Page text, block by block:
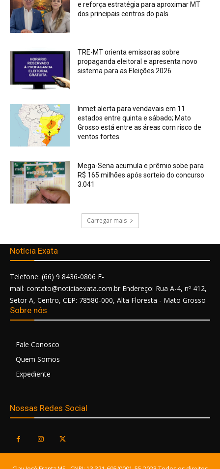
e reforça estratégia para aproximar MT
dos principais centros do país
TRE-MT orienta emissoras sobre
propaganda eleitoral e apresenta novo
sistema para as Eleições 2026
Inmet alerta para vendavais em 11
estados entre quinta e sábado; Mato
Grosso está entre as áreas com risco de
ventos fortes
Mega-Sena acumula e prêmio sobe para
R$ 165 milhões após sorteio do concurso
3.041
Carregar mais
Notícia Exata
Telefone: (66) 9 8436-0806 E-
mail: contato@noticiaexata.com.br Endereço: Rua A-4, nº 412,
Setor A, Centro, CEP: 78580-000, Alta Floresta - Mato Grosso
Sobre nós
Fale Conosco
Quem Somos
Expediente
Nossas Redes Social